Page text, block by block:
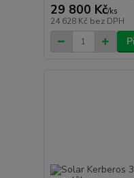
29 800 Kč/ks
24 628 Kč bez DPH